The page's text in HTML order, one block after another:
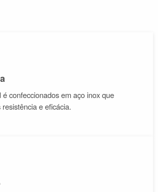
é confeccionados em aço inox que
e eficácia.